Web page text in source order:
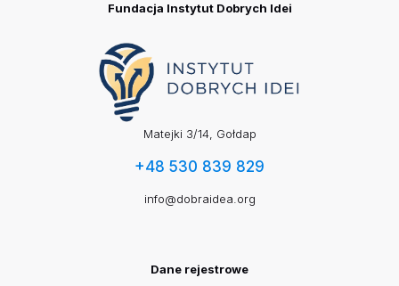
Fundacja Instytut Dobrych Idei
Matejki 3/14, Gołdap
+48 530 839 829
info@dobraidea.org
Dane rejestrowe